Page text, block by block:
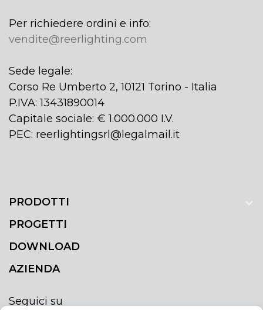
Per richiedere ordini e info:
vendite@reerlighting.com
Sede legale:
Corso Re Umberto 2, 10121 Torino - Italia
P.IVA: 13431890014
Capitale sociale: € 1.000.000 I.V.
PEC: reerlightingsrl@legalmail.it
PRODOTTI
PROGETTI
DOWNLOAD
AZIENDA
Seguici su